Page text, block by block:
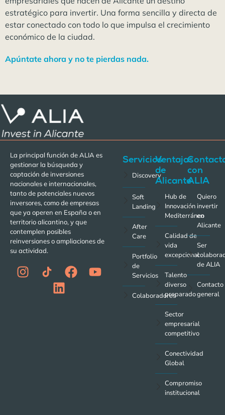
estratégico para invertir. Una forma sencilla y directa de
estar conectado con todo lo que impulsa el crecimiento
económico de la ciudad.
Apúntate ahora y no te pierdas nada.
La principal función de ALIA es
gestionar la búsqueda y
captación de inversiones
nacionales e internacionales,
tanto de potenciales nuevos
inversores, como de empresas
que ya operen en España o en
territorio alicantino, y que
contemplen posibles
reinversiones o ampliaciones de
su actividad.
Servicios
Discovery
Soft
Landing
After
Care
Portfolio
de
Servicios
Colaboradores
Ventajas
de
Alicante
Hub de
Innovación
Mediterráneo
Calidad de
vida
excepcional
Talento
diverso
preparado
Sector
empresarial
competitivo
Conectividad
Global
Compromiso
institucional
con
ALIA
Quiero
invertir
en
Alicante
Ser
de ALIA
Contacto
general